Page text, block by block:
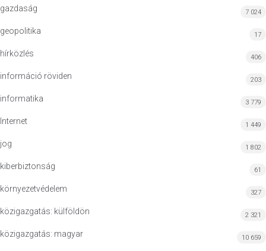
gazdaság 7 024
geopolitika 17
hírközlés 406
információ röviden 203
informatika 3 779
Internet 1 449
jog 1 802
kiberbiztonság 61
környezetvédelem 327
közigazgatás: külföldön 2 321
közigazgatás: magyar 10 659